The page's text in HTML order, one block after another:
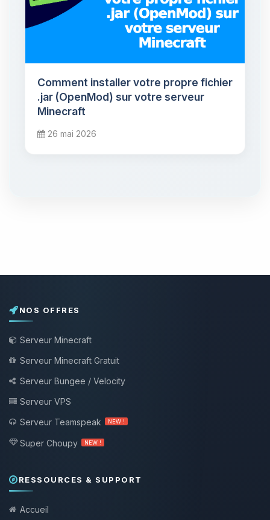
Comment installer votre propre fichier
.jar (OpenMod) sur votre serveur
Minecraft
26 mai 2026
NOS OFFRES
Serveur Minecraft
Serveur Minecraft Gratuit
Serveur Bungee / Velocity
Serveur VPS
Serveur Teamspeak
NEW !
Super Choupy NEW !
RESSOURCES & SUPPORT
Accueil